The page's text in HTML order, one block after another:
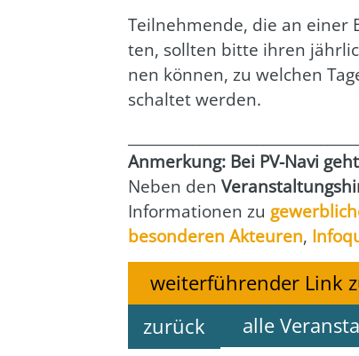
Teil­neh­men­de, die an einer
ten, soll­ten bit­te ihren
nen kön­nen, zu wel­chen
schal­tet wer­den.
Anmer­kung: Bei PV-Navi
Neben den
Infor­ma­tio­nen zu
beson­de­ren Akteu­ren,
weiterführender Link
zurück
alle